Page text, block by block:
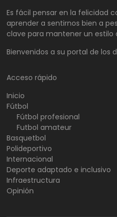
Es fácil pensar en la felicidad
aprender a sentirnos bien a
clave para mantener un estilo
Bienvenidos a su portal de los
Acceso rápido
Inicio
Fútbol
Fútbol profesional
Futbol amateur
Basquetbol
Polideportivo
Internacional
Deporte adaptado e inclusivo
Infraestructura
Opinión